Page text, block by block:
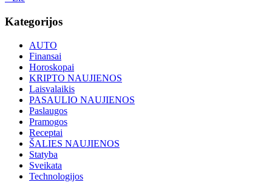
Kategorijos
AUTO
Finansai
Horoskopai
KRIPTO NAUJIENOS
Laisvalaikis
PASAULIO NAUJIENOS
Paslaugos
Pramogos
Receptai
ŠALIES NAUJIENOS
Statyba
Sveikata
Technologijos